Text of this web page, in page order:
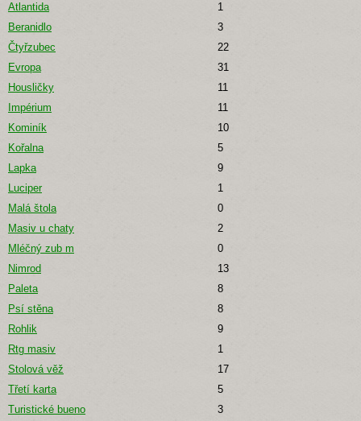
Atlantida
1
Beranidlo
3
Čtyřzubec
22
Evropa
31
Housličky
11
Impérium
11
Kominík
10
Kořalna
5
Lapka
9
Luciper
1
Malá štola
0
Masiv u chaty
2
Mléčný zub m
0
Nimrod
13
Paleta
8
Psí stěna
8
Rohlik
9
Rtg masiv
1
Stolová věž
17
Třetí karta
5
Turistické bueno
3